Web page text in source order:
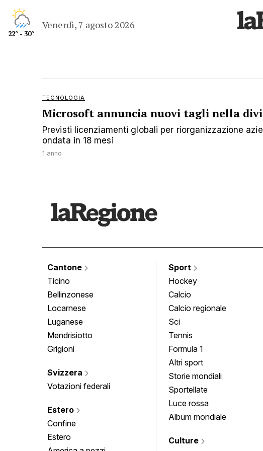
22° - 30°
Venerdì, 7 agosto 2026
TECNOLOGIA
Microsoft annuncia nuovi tagli nella
Previsti licenziamenti globali per riorganizzazione
ondata in 18 mesi
1 anno
Cantone
Ticino
Bellinzonese
Locarnese
Luganese
Mendrisiotto
Grigioni
Svizzera
Votazioni federali
Estero
Confine
Estero
Sport
Hockey
Calcio
Calcio regionale
Sci
Tennis
Formula 1
Altri sport
Storie mondiali
Sportellate
Luce rossa
Album mondiale
Culture